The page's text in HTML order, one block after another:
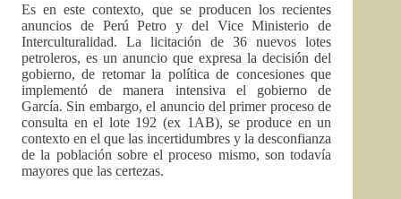
Es en este contexto, que se producen los recientes
anuncios de Perú Petro y del Vice Ministerio de
Interculturalidad. La licitación de 36 nuevos lotes
petroleros, es un anuncio que expresa la decisión del
gobierno, de retomar la política de concesiones que
implementó de manera intensiva el gobierno de
García. Sin embargo, el anuncio del primer proceso de
consulta en el lote 192 (ex 1AB), se produce en un
contexto en el que las incertidumbres y la desconfianza
de la población sobre el proceso mismo, son todavía
mayores que las certezas.